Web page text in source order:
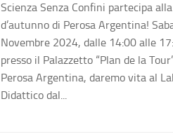
Scienza Senza Confini partecipa
d’autunno di Perosa Argentina!
Novembre 2024, dalle 14:00 alle
presso il Palazzetto “Plan de la
Perosa Argentina, daremo vita al
Didattico dal...